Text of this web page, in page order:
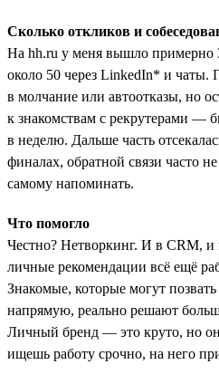
Сколько откликов и
На hh.ru у меня вышло примерно
около 50 через LinkedIn* и
в молчание или автоотказы, но
к знакомствам с рекрутерами —
в неделю. Дальше часть
финалах, обратной связи часто
самому напоминать.
Что помогло
Честно? Нетворкинг. И в CRM, и
личные рекомендации всё ещё
Знакомые, которые могут
напрямую, реально решают
Личный бренд — это круто, но он
ищешь работу срочно, на него